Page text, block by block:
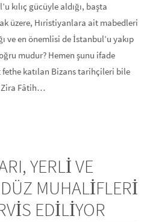
kılıç gücüyle aldığı, başta
üzere, Hıristiyanlara ait mabedleri
ve en önemlisi de İstanbul’u yakıp
mudur? Hemen şunu ifade
katılan Bizans tarihçileri bile
Zira Fâtih…
YERLİ VE
MUHALİFLERİ
EDİLİYOR